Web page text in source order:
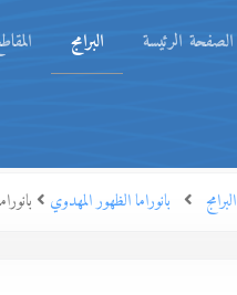
الصفحة الرئيسة البرامج
البرامج بانوراما الظهور المهدوي بانوراما